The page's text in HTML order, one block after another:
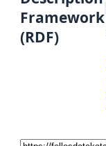
Framework
(RDF)